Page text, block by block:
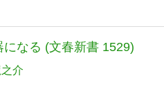
になる (文春新書 1529)
介